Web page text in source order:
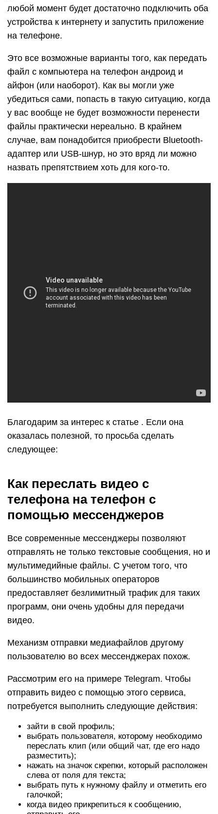
любой момент будет достаточно подключить оба
устройства к интернету и запустить приложение
на телефоне.
Это все возможные варианты того, как передать
файл с компьютера на телефон андроид и
айфон (или наоборот). Как вы могли уже
убедиться сами, попасть в такую ситуацию, когда
у вас вообще не будет возможности перенести
файлы практически нереально. В крайнем
случае, вам понадобится приобрести Bluetooth-
адаптер или USB-шнур, но это вряд ли можно
назвать препятствием хоть для кого-то.
Благодарим за интерес к статье . Если она
оказалась полезной, то просьба сделать
следующее:
Как переслать видео с
телефона на телефон с
помощью мессенджеров
Все современные мессенджеры позволяют
отправлять не только текстовые сообщения, но и
мультимедийные файлы. С учетом того, что
большинство мобильных операторов
предоставляет безлимитный трафик для таких
программ, они очень удобны для передачи
видео.
Механизм отправки медиафайлов другому
пользователю во всех мессенджерах похож.
Рассмотрим его на примере Telegram. Чтобы
отправить видео с помощью этого сервиса,
потребуется выполнить следующие действия:
зайти в свой профиль;
выбрать пользователя, которому необходимо
переслать клип (или общий чат, где его надо
разместить);
нажать на значок скрепки, который расположен
слева от поля для текста;
выбрать путь к нужному файлу и отметить его
галочкой;
когда видео прикрепиться к сообщению,